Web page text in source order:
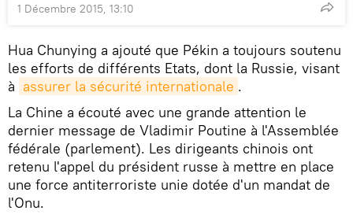
1 Décembre 2015, 13:10
Hua Chunying a ajouté que Pékin a toujours soutenu
les efforts de différents Etats, dont la Russie, visant
à assurer la sécurité internationale .
La Chine a écouté avec une grande attention le
dernier message de Vladimir Poutine à l'Assemblée
fédérale (parlement). Les dirigeants chinois ont
retenu l'appel du président russe à mettre en place
une force antiterroriste unie dotée d'un mandat de
l'Onu.